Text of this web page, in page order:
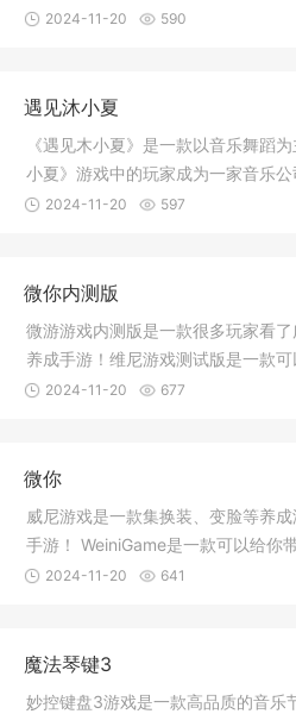
情，还可
2024-11-20 590
遇见沐小夏
《遇见木小夏》是一款以音乐舞蹈
小夏》游戏中的玩家成为一家音乐
自己的
2024-11-20 597
微你内测版
微游游戏内测版是一款很多玩家看
养成手游！维尼游戏测试版是一款
戏。游戏中
2024-11-20 677
微你
威尼游戏是一款集换装、变脸等养
手游！ WeiniGame是一款可以给你
戏中，有
2024-11-20 641
魔法琴键3
妙控键盘3游戏是一款高品质的音乐